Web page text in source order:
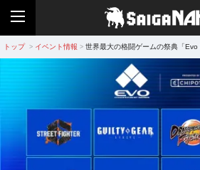
トップ > イベント情報 > 世界最大の格闘ゲームの祭典「